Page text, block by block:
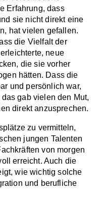
Erfahrung, dass
sie nicht direkt eine
hat vielen gefallen.
die Vielfalt der
neue
die sie vorher
hätten. Dass die
und persönlich war,
gab vielen den Mut,
direkt anzusprechen.
zu vermitteln,
jungen Talenten
von morgen
erreicht. Auch die
wie wichtig solche
und berufliche